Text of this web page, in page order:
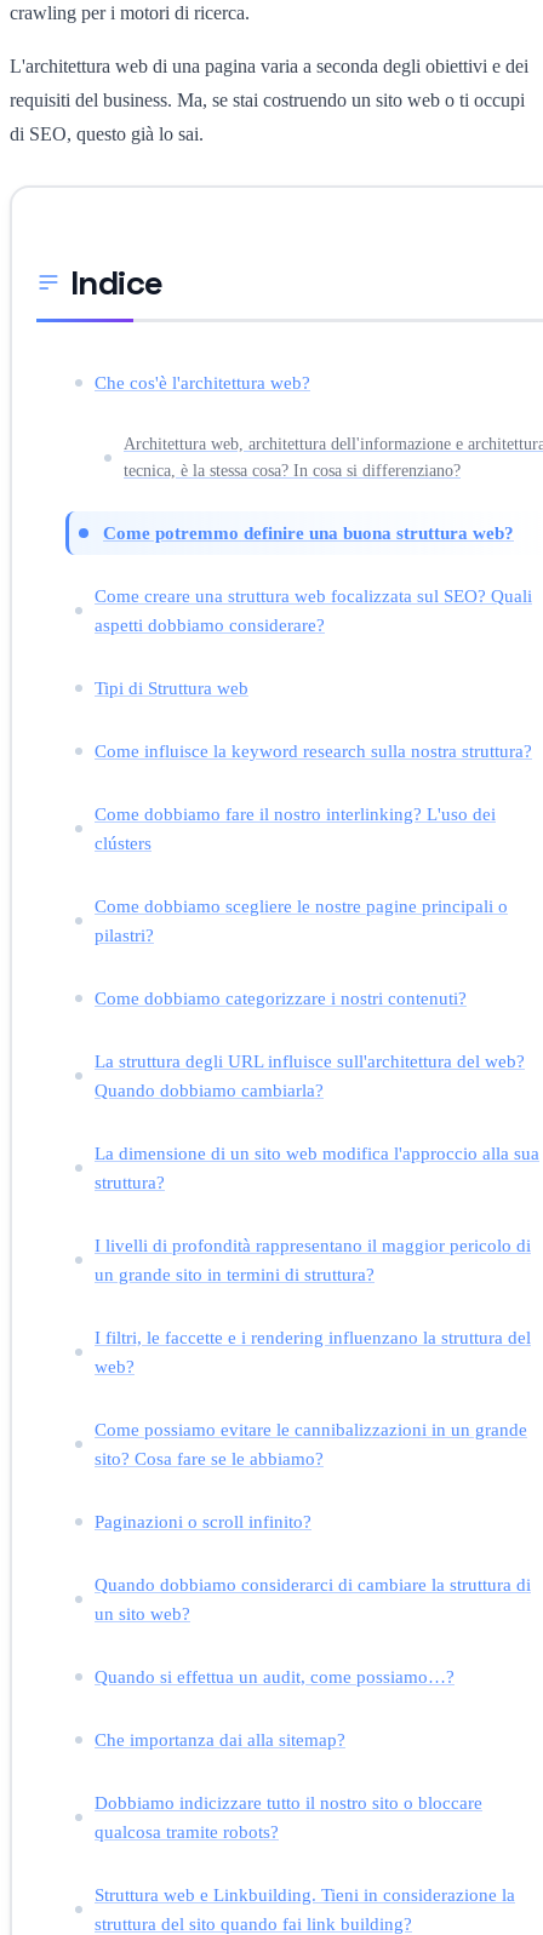
crawling per i motori di ricerca.
L'architettura web di una pagina varia a seconda degli obiettivi e dei
requisiti del business. Ma, se stai costruendo un sito web o ti occupi
di SEO, questo già lo sai.
Indice
Che cos'è l'architettura web?
Architettura web, architettura dell'informazione e
tecnica, è la stessa cosa? In cosa si differenziano?
Come potremmo definire una buona struttura web?
Come creare una struttura web focalizzata sul SEO? Quali
aspetti dobbiamo considerare?
Tipi di Struttura web
Come influisce la keyword research sulla nostra struttura?
Come dobbiamo fare il nostro interlinking? L'uso dei
clústers
Come dobbiamo scegliere le nostre pagine principali o
pilastri?
Come dobbiamo categorizzare i nostri contenuti?
La struttura degli URL influisce sull'architettura del web?
Quando dobbiamo cambiarla?
La dimensione di un sito web modifica l'approccio alla sua
struttura?
I livelli di profondità rappresentano il maggior pericolo di
un grande sito in termini di struttura?
I filtri, le faccette e i rendering influenzano la struttura del
web?
Come possiamo evitare le cannibalizzazioni in un grande
sito? Cosa fare se le abbiamo?
Paginazioni o scroll infinito?
Quando dobbiamo considerarci di cambiare la struttura di
un sito web?
Quando si effettua un audit, come possiamo…?
Che importanza dai alla sitemap?
Dobbiamo indicizzare tutto il nostro sito o bloccare
qualcosa tramite robots?
Struttura web e Linkbuilding. Tieni in considerazione la
struttura del sito quando fai link building?